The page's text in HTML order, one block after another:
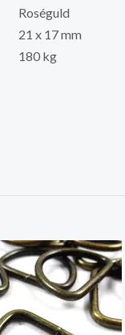
Roséguld
21 x 17 mm
180 kg